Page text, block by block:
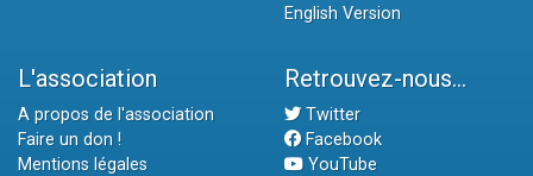
English Version
L'association
A propos de l'association
Faire un don !
Mentions légales
Retrouvez-nous...
Twitter
Facebook
YouTube